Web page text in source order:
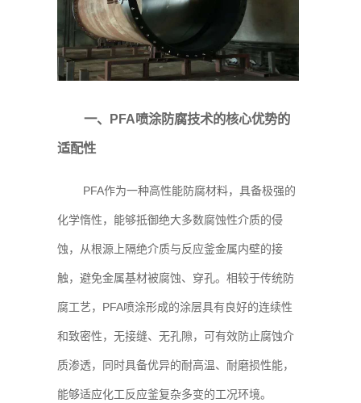
一、PFA喷涂防腐技术的核心优势的
适配性
PFA作为一种高性能防腐材料，具备极强的
化学惰性，能够抵御绝大多数腐蚀性介质的侵
蚀，从根源上隔绝介质与反应釜金属内壁的接
触，避免金属基材被腐蚀、穿孔。相较于传统防
腐工艺，PFA喷涂形成的涂层具有良好的连续性
和致密性，无接缝、无孔隙，可有效防止腐蚀介
质渗透，同时具备优异的耐高温、耐磨损性能，
能够适应化工反应釜复杂多变的工况环境。